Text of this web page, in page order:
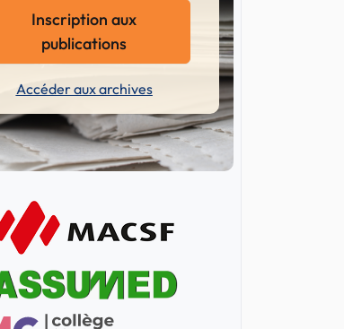
Inscription aux
publications
Accéder aux archives